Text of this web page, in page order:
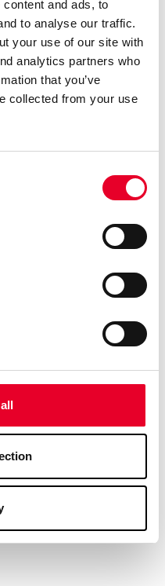
and ads, to
to analyse our traffic.
your use of our site with
analytics partners who
that you’ve
collected from your use
prosess og
sporbarhet,